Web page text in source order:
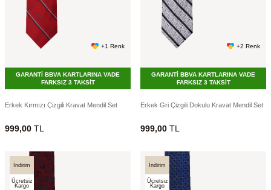
+1 Renk
GARANTİ BBVA KARTLARINA VADE
FARKSIZ 3 TAKSİT
Erkek Kırmızı Çizgili Kravat Mendil Set
999,00 TL
+2 Renk
GARANTİ BBVA KARTLARINA VADE
FARKSIZ 3 TAKSİT
Erkek Gri Çizgili Dokulu Kravat Mendil Set
999,00 TL
İndirim
Ücretsiz
Kargo
İndirim
Ücretsiz
Kargo